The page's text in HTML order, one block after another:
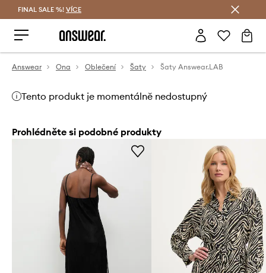
FINAL SALE %! VÍCE
Answear Ona Oblečení Šaty Šaty Answear.LAB
Tento produkt je momentálně nedostupný
Prohlédněte si podobné produkty